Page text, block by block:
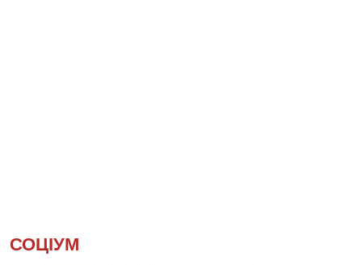
СОЦІУМ